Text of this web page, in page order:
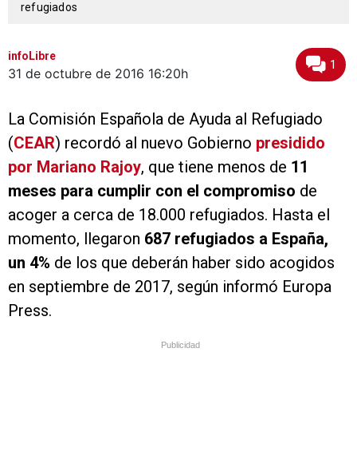
refugiados
infoLibre
31 de octubre de 2016 16:20h
1
La Comisión Española de Ayuda al Refugiado
(CEAR) recordó al nuevo Gobierno presidido
por Mariano Rajoy, que tiene menos de 11
meses para cumplir con el compromiso de
acoger a cerca de 18.000 refugiados. Hasta el
momento, llegaron 687 refugiados a España,
un 4% de los que deberán haber sido acogidos
en septiembre de 2017, según informó Europa
Press.
Publicidad